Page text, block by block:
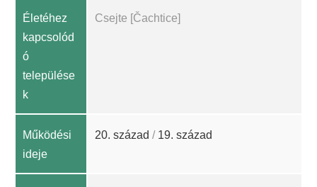
Életéhez
kapcsolód
ó
települése
k
Csejte [Čachtice]
Működési
ideje
20. század / 19. század